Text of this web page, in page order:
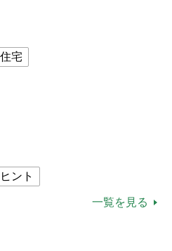
宅
ント
一覧を見る